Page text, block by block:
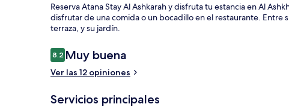
Reserva Atana Stay Al Ashkarah y disfruta tu estancia en Al
disfrutar de una comida o un bocadillo en el restaurante. Entre
terraza, y su jardín.
Opiniones
8.28.2 de 10,
Muy buena
Ver las 12 opiniones
Servicios principales